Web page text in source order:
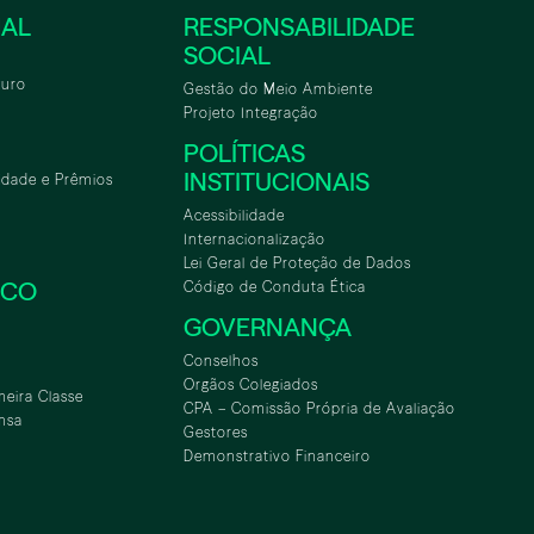
e Prêmios
Classe
RESPONSABILIDADE
SOCIAL
Gestão do Meio Ambiente
Projeto Integração
POLÍTICAS
INSTITUCIONAIS
Acessibilidade
Internacionalização
Lei Geral de Proteção de Dados
Código de Conduta Ética
GOVERNANÇA
Conselhos
Orgãos Colegiados
CPA – Comissão Própria de Avaliação
Gestores
Demonstrativo Financeiro